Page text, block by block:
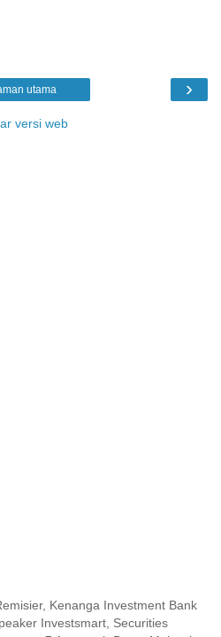
›
utama
versi web
Kenanga Investment Bank
Investsmart, Securities